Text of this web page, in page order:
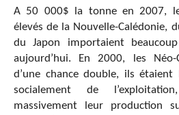
A 50 000$ la tonne en 2007,
élevés de la Nouvelle-Calédonie,
du Japon importaient
aujourd’hui. En 2000, les Néo-
d’une chance double, ils étaient
socialement de
massivement leur production